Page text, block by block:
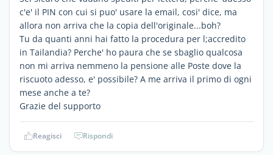
c'e' il PIN con cui si puo' usare la email, cosi' dice, ma
allora non arriva che la copia dell'originale...boh?
Tu da quanti anni hai fatto la procedura per l;accredito
in Tailandia? Perche' ho paura che se sbaglio qualcosa
non mi arriva nemmeno la pensione alle Poste dove la
riscuoto adesso, e' possibile? A me arriva il primo di ogni
mese anche a te?
Grazie del supporto
Reagisci Rispondi